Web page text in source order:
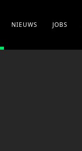
NIEUWS JOBS